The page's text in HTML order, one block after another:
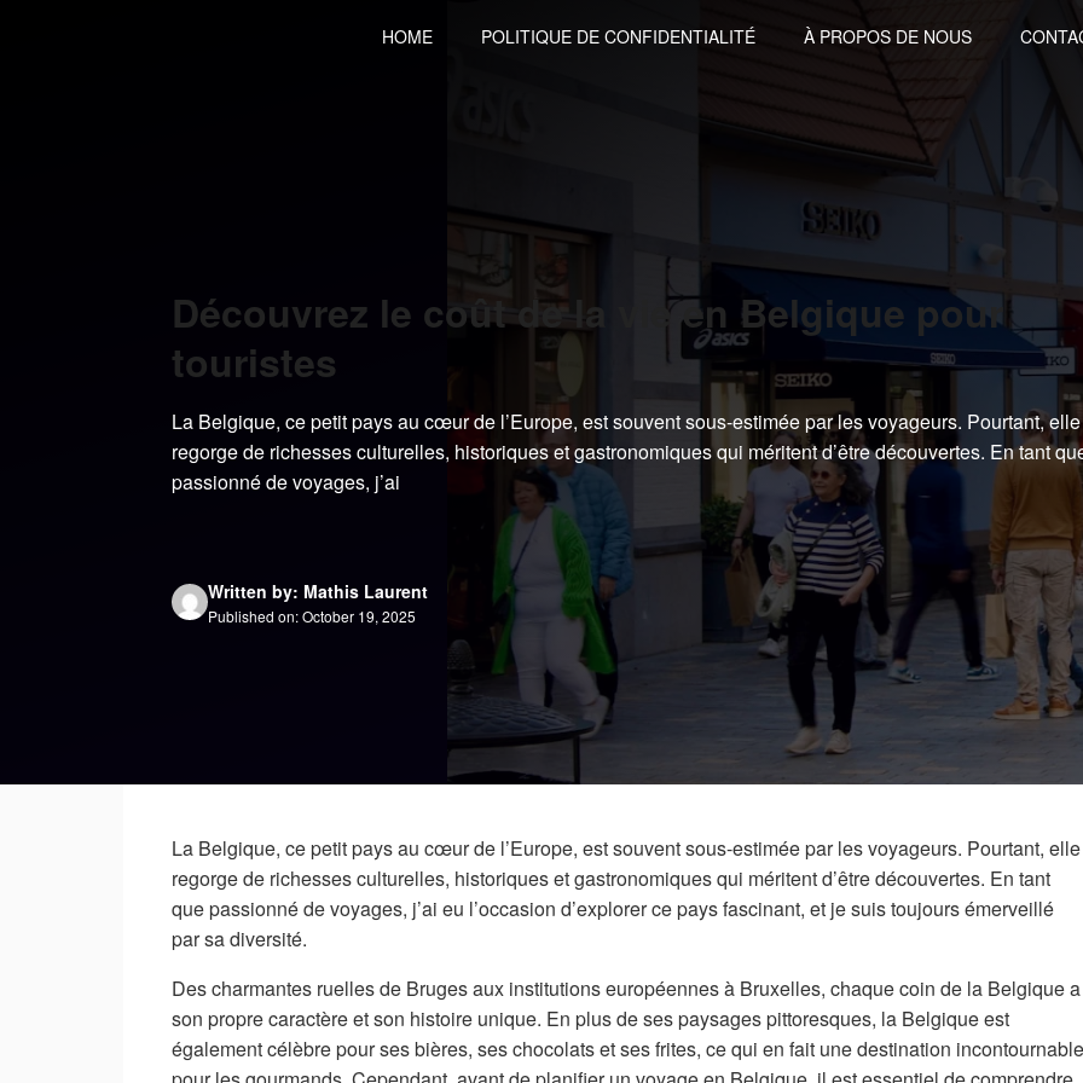
HOME POLITIQUE DE CONFIDENTIALITÉ À PROPOS DE NOUS
Découvrez le coût de la vie en Belgique pour
touristes
La Belgique, ce petit pays au cœur de l’Europe, est souvent sous-estimée par les voyageurs. Pourtant, elle
regorge de richesses culturelles, historiques et gastronomiques qui méritent d’être découvertes. En tant
passionné de voyages, j’ai
Written by: Mathis Laurent
Published on: October 19, 2025
La Belgique, ce petit pays au cœur de l’Europe, est souvent sous-estimée par les voyageurs. Pourtant, elle
regorge de richesses culturelles, historiques et gastronomiques qui méritent d’être découvertes. En tant
que passionné de voyages, j’ai eu l’occasion d’explorer ce pays fascinant, et je suis toujours émerveillé
par sa diversité.
Des charmantes ruelles de Bruges aux institutions européennes à Bruxelles, chaque coin de la Belgique a
son propre caractère et son histoire unique. En plus de ses paysages pittoresques, la Belgique est
également célèbre pour ses bières, ses chocolats et ses frites, ce qui en fait une destination incontournable